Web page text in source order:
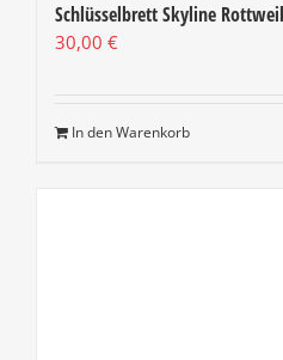
Schlüsselbrett Skyline Rottweil
30,00 €
In den Warenkorb